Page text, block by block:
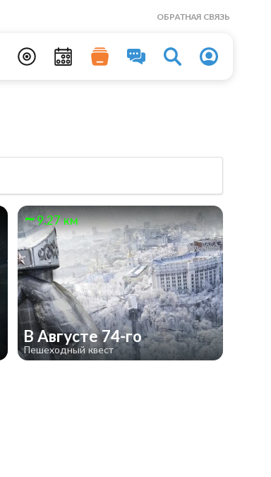
ОБРАТНАЯ СВЯЗЬ
9.27 км
В Августе 74-го
Пешеходный квест